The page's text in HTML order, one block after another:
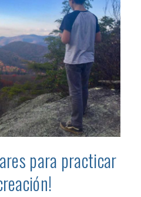
para practicar